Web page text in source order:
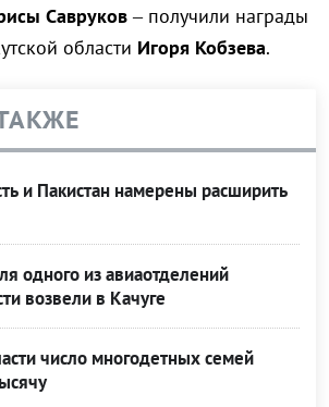
Савруков– получили награды
области Игоря Кобзева.
и Пакистан намерены расширить
одного из авиаотделений
возвели в Качуге
число многодетных семей